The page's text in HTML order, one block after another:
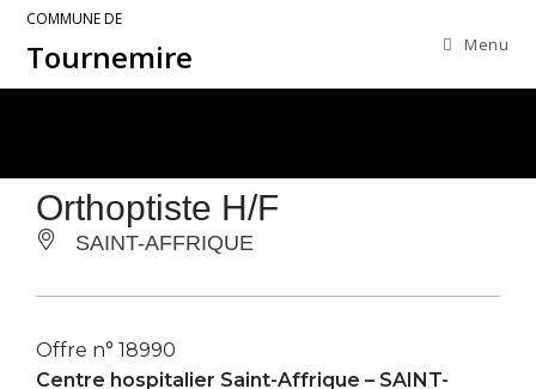
COMMUNE DE
Tournemire Menu
Orthoptiste H/F
SAINT-AFFRIQUE
Offre n° 18990
Centre hospitalier Saint-Affrique – SAINT-